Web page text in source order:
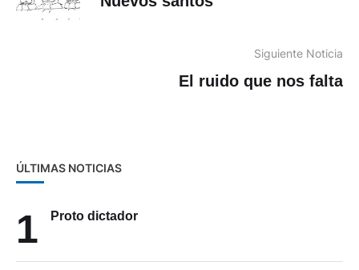
Siguiente Noticia
El ruido que nos falta
ÚLTIMAS NOTICIAS
1 Proto dictador